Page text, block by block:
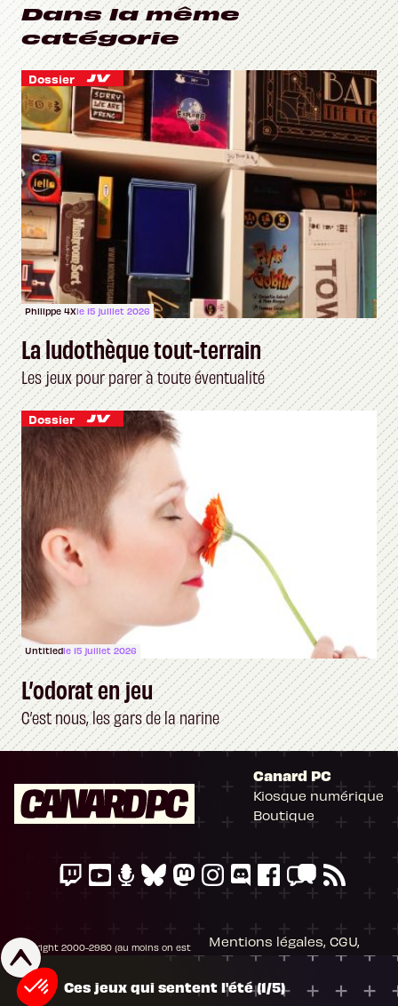
Ces jeux qui sentent l'été (1/5)
Mieux vaut être qu'avoir l'été
Les Dents de la mer
Jamaïca (et son extension The Crew)
Dans la même
catégorie
Dossier
Philippe 4Xle 15 juillet 2026
La ludothèque tout-terrain
Les jeux pour parer à toute éventualité
Dossier
Untitledle 15 juillet 2026
L’odorat en jeu
C’est nous, les gars de la narine
Canard PC
Kiosque numérique
Boutique
Copyright 2000-2980 (au moins on est
peinards), Canard PC. Editeur Presse
Non-Stop. Tous droits réservés.
Mentions légales, CGU,
RGPD
Préférences cookies